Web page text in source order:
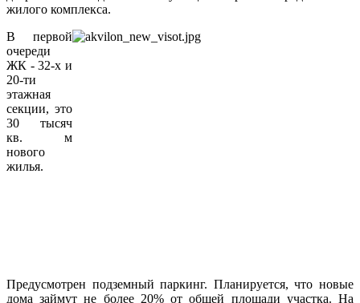
жилого комплекса.
В первой
очереди
ЖК - 32-х и
20-ти
этажная
секции, это
30 тысяч
кв. м
нового
жилья.
Предусмотрен подземный паркинг. Планируется, что новые
дома займут не более 20% от общей площади участка. На